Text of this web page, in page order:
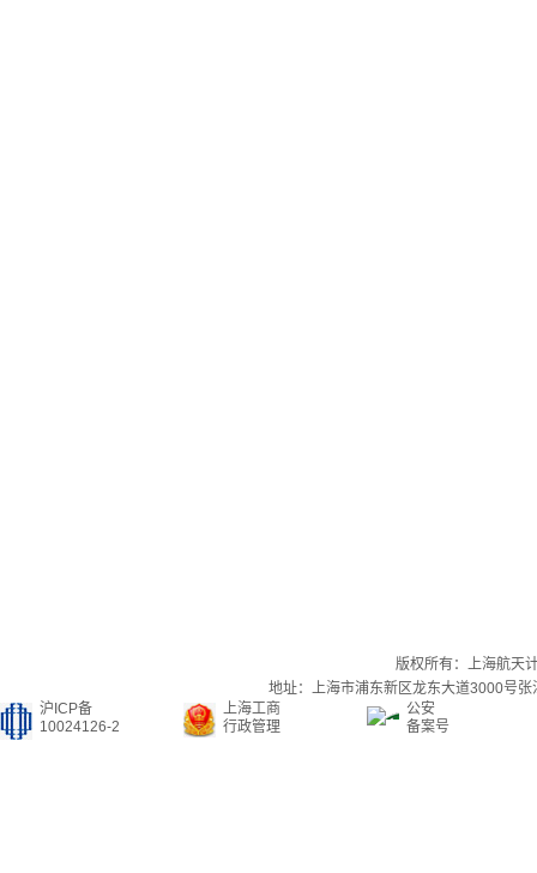
版权所有：上海航天
地址：上海市浦东新区龙东大道3000号
沪ICP备
10024126-2
上海工商
行政管理
公安
备案号